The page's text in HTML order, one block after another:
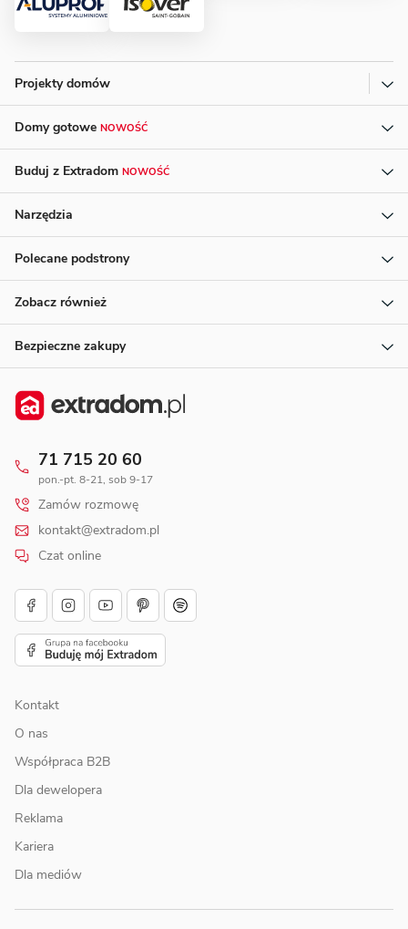
Projekty domów
Domy gotowe NOWOŚĆ
Buduj z Extradom NOWOŚĆ
Narzędzia
Polecane podstrony
Zobacz również
Bezpieczne zakupy
71 715 20 60
pon.-pt. 8-21, sob 9-17
Zamów rozmowę
kontakt@extradom.pl
Czat online
Kontakt
O nas
Współpraca B2B
Dla dewelopera
Reklama
Kariera
Dla mediów